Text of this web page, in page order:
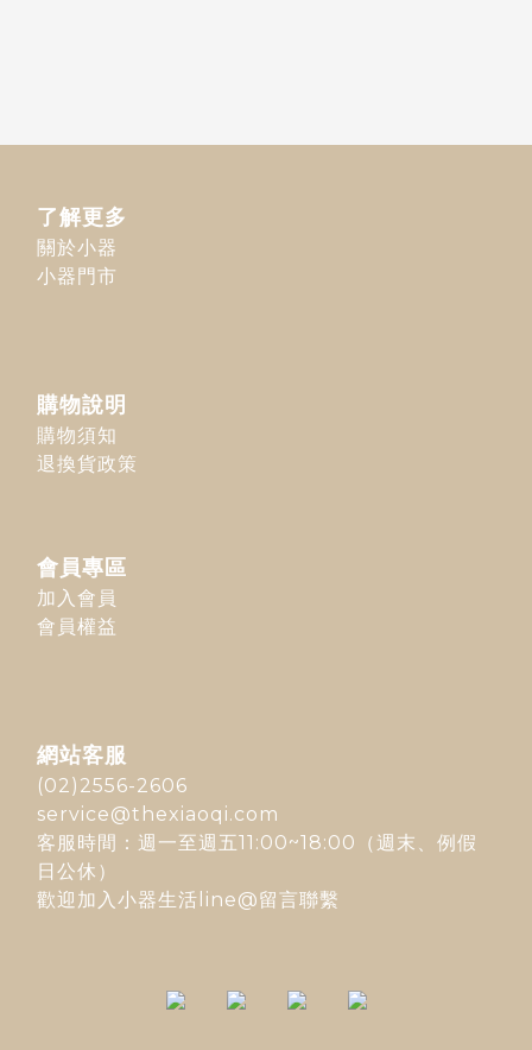
了解更多
關於小器
小器門市
購物說明
購物須知
退換貨政策
會員專區
加入會員
會員權益
網站客服
(02)2556-2606
service@thexiaoqi.com
客服時間：週一至週五11:00~18:00（週末、例假
日公休）
歡迎加入 小器生活line@留言聯繫